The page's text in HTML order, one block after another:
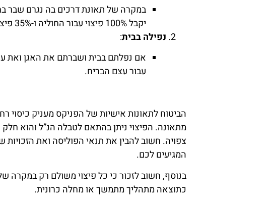
במקרה של תאונת דרכים בה נגרם שבר
יקבל 100% פיצוי עבור החוליה ו-35% פיצוי עבור הרגל.
נפילה בבית:
עבור עצם הבריח.
הביטוח לתאונות אישיות של הפניקס מעניק כיסוי
מתאונה. הפיצוי ניתן בהתאם לטבלה הנ”ל והוא
צפויה. חשוב להבין את תנאי הפוליסה ואת
המגיעים לכם.
בנוסף, חשוב לזכור כי כל פיצוי משולם רק במקרה
כתוצאה מתהליך מתמשך או מחלה כרונית.